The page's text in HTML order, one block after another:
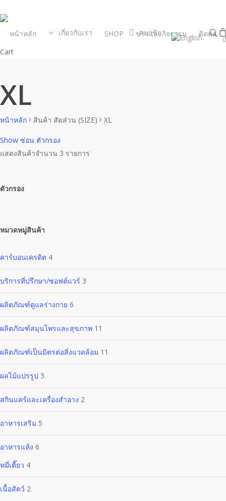
to
mainหน้าหลัก เกี่ยวกับเรา SHOP ข่าวและกิจกรรม ติดต่อ
สมาชิก
0
CartClose
XL
หน้าหลัก สินค้า สัดส่วน (SIZE) XL
Show ซ่อน ตัวกรอง
แสดงสินค้าจำนวน 3 รายการ
ตัวกรอง
หมวดหมู่สินค้า
คาร์บอนเครดิต 4
บริการที่ปรึกษา/ซอฟต์แวร์ 3
ผลิตภัณฑ์ดูแลร่างกาย 6
ผลิตภัณฑ์สมุนไพรและสุขภาพ 11
ผลิตภัณฑ์เป็นมิตรต่อสิ่งแวดล้อม 11
ผลไม้แปรรูป 3
สกินแคร์และเครื่องสำอาง 2
อาหารเสริม 5
อาหารแห้ง 6
หมี่เตี๊ยว 4
เนื้อสัตว์ 2